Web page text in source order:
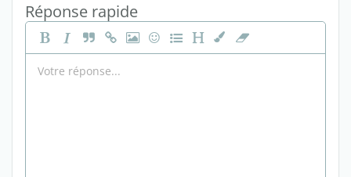
Réponse rapide